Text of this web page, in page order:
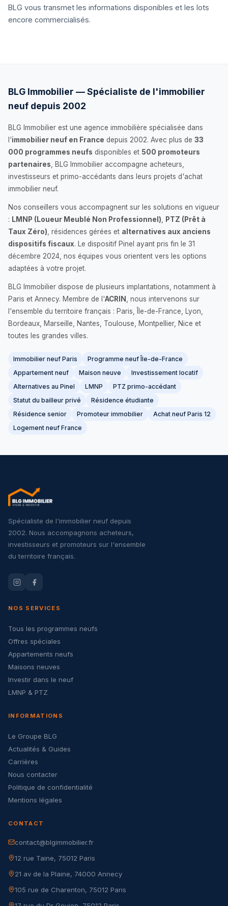
BLG vous transmet les informations disponibles et les lots
encore commercialisés.
BLG Immobilier — Spécialiste de l'immobilier
neuf depuis 2002
BLG Immobilier est une agence immobilière spécialisée dans
l'immobilier neuf en France depuis 2002. Avec plus de 33
000 programmes neufs disponibles et 500 promoteurs
partenaires , BLG Immobilier accompagne acheteurs,
investisseurs et primo-accédants dans leurs projets d'achat
immobilier neuf.
Nos conseillers vous accompagnent sur les solutions en vigueur
: LMNP (Loueur Meublé Non Professionnel)
PTZ (Prêt à
Taux Zéro) , résidences gérées et alternatives aux anciens
dispositifs fiscaux. Le dispositif Pinel ayant pris fin le 31
décembre 2024, nos équipes vous orientent vers les options
adaptées à votre projet.
BLG Immobilier dispose de plusieurs implantations, notamment à
Paris et Annecy. Membre de l'ACRIN
, nous intervenons sur
l'ensemble du territoire français : Paris, Île-de-France, Lyon,
Bordeaux, Marseille, Nantes, Toulouse, Montpellier, Nice et
toutes les grandes villes.
Immobilier neuf Paris
Programme neuf Île-de-France
Appartement neuf
Maison neuve
Investissement locatif
Alternatives au Pinel
LMNP
PTZ primo-accédant
Statut du bailleur privé
Résidence étudiante
Résidence senior
Promoteur immobilier
Achat neuf Paris 12
Logement neuf France
Spécialiste de l'immobilier neuf depuis
2002. Nous accompagnons acheteurs,
investisseurs et promoteurs sur l'ensemble
du territoire français.
NOS SERVICES
Tous les programmes neufs
Offres spéciales
Appartements neufs
Maisons neuves
Investir dans le neuf
LMNP & PTZ
INFORMATIONS
Le Groupe BLG
Actualités & Guides
Carrières
Nous contacter
Politique de confidentialité
Mentions légales
CONTACT
contact@blgimmobilier.fr
12 rue Taine, 75012 Paris
21 av de la Plaine, 74000 Annecy
105 rue de Charenton, 75012 Paris